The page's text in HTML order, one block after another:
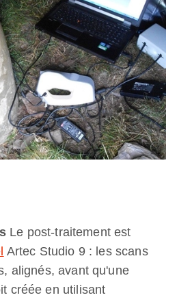
Le post-traitement est
Artec Studio 9 : les scans
alignés, avant qu'une
créée en utilisant